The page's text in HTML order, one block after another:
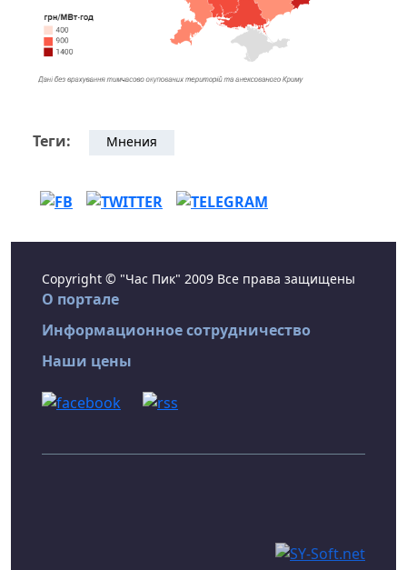
Теги: Мнения
Copyright © "Час Пик" 2009 Все права защищены
О портале
Информационное сотрудничество
Наши цены